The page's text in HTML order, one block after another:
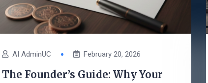
AI AdminUC February 20, 2026
The Founder’s Guide: Why Your